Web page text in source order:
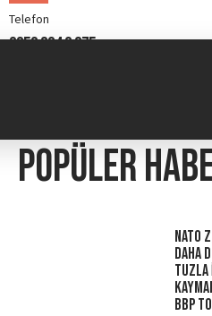
Telefon
0850 304 0 375
Popüler
Daha
Tuzla
BBP